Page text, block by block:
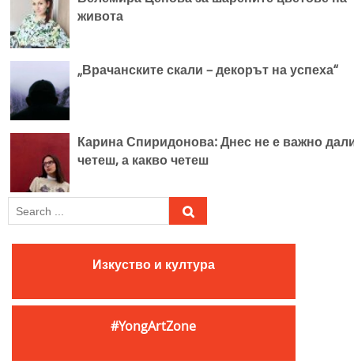
живота
„Врачанските скали – декорът на успеха“
Карина Спиридонова: Днес не е важно
четеш, а какво четеш
e
a
r
h
o
Изкуство и култура
#YongArtZone